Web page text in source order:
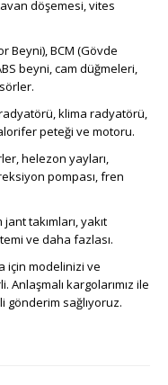
döşemesi, vites
Beyni), BCM (Gövde
beyni, cam düğmeleri,
klima radyatörü,
peteği ve motoru.
helezon yayları,
pompası, fren
takımları, yakıt
ve daha fazlası.
için modelinizi ve
Anlaşmalı kargolarımız ile
gönderim sağlıyoruz.